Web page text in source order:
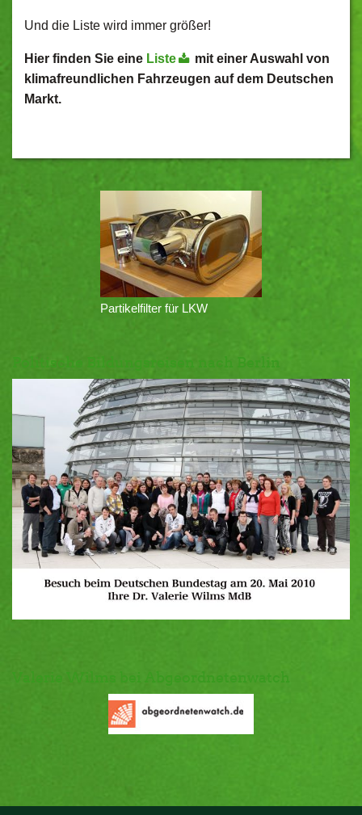
Und die Liste wird immer größer!
Hier finden Sie eine Liste
mit einer Auswahl von
klimafreundlichen Fahrzeugen auf dem Deutschen
Markt.
Partikelfilter für LKW
Politische Bildungsreisen nach Berlin
Valerie Wilms bei Abgeordnetenwatch